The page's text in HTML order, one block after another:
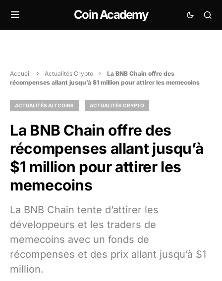
Coin Academy
Accueil Actualités Crypto
La BNB Chain offre des
récompenses allant jusqu’à $1 million pour attirer les memecoins
ACTUALITÉS ALTCOINS ACTUALITÉS CRYPTO
La BNB Chain offre des
récompenses allant jusqu’à
$1 million pour attirer les
memecoins
La BNB Chain tente d’attirer les
développeurs et les traders de
memecoins avec un fonds de
récompenses et des prix allant jusqu’à $1
million.